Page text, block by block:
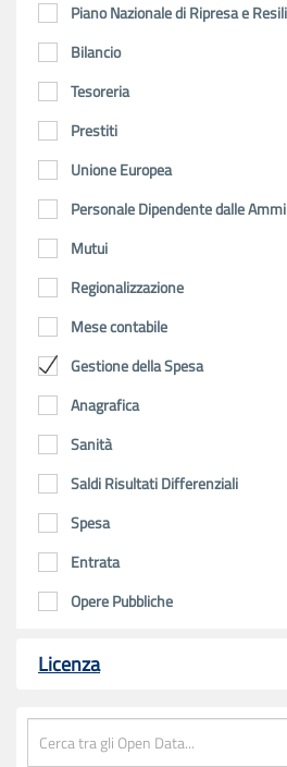
Piano Nazionale di Ripresa e
Bilancio
Tesoreria
Prestiti
Unione Europea
Personale Dipendente dalle
Mutui
Regionalizzazione
Mese contabile
Gestione della Spesa
Anagrafica
Sanità
Saldi Risultati Differenziali
Spesa
Entrata
Opere Pubbliche
Licenza